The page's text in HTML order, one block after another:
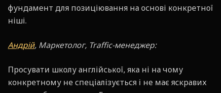
фундамент для позиціювання на основі конкретної
ніші.
Андрій, Маркетолог, Traffic-менеджер:
Просувати школу англійської, яка ні на чому
конкретному не спеціалізується і не має яскравих